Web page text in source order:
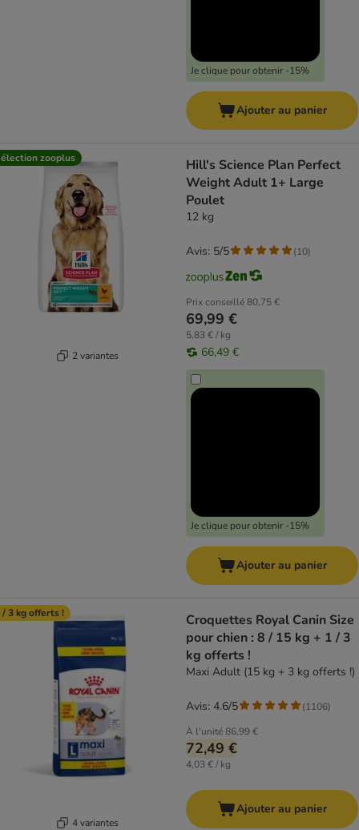
Je clique pour obtenir -15%
Ajouter au panier
zooplus
2 variantes
Hill's Science Plan Perfect
Weight Adult 1+ Large
Poulet
12 kg
Prix conseillé80,75 €
69,99 €
5,83 € / kg
66,49 €
Je clique pour obtenir -15%
Avis: 5/5 (10)
Ajouter au panier
/ 3 kg offerts !
4 variantes
Croquettes Royal Canin Size
pour chien : 8 / 15 kg + 1 / 3
kg offerts !
Maxi Adult (15 kg + 3 kg offerts !)
À l'unité86,99 €
72,49 €
4,03 € / kg
Avis: 4.6/5 (1106)
Ajouter au panier